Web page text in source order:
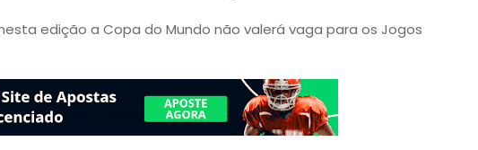
edição a Copa do Mundo não valerá vaga para os Jogos